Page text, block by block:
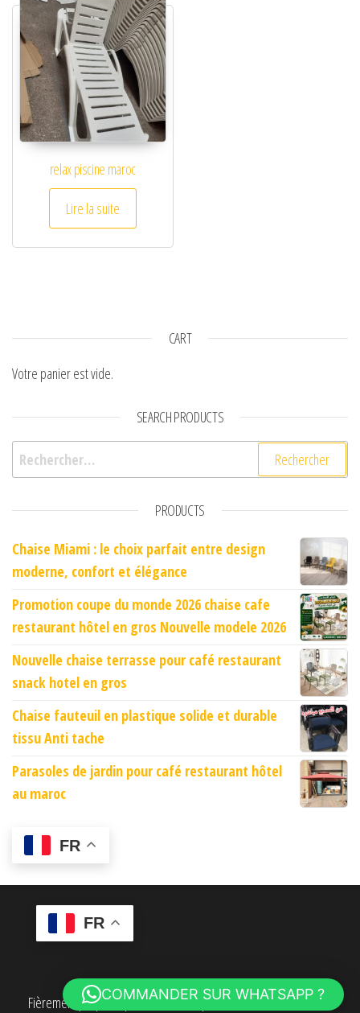
relax piscine maroc
Lire la suite
CART
Votre panier est vide.
SEARCH PRODUCTS
Rechercher :
PRODUCTS
Chaise Miami : le choix parfait entre design
moderne, confort et élégance
Promotion coupe du monde 2026 chaise cafe
restaurant hôtel en gros Nouvelle modele 2026
Nouvelle chaise terrasse pour café restaurant
snack hotel en gros
Chaise fauteuil en plastique solide et durable
tissu Anti tache
Parasoles de jardin pour café restaurant hôtel
au maroc
FR
FR
Fièrement propulsé parWordPress |Thème :Envo eCommerce
COMMANDER SUR WHATSAPP ?